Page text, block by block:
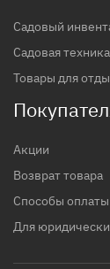
Садовый
Садовая техника
Товары для
Акции
Возврат товара
Способы оплаты
Для